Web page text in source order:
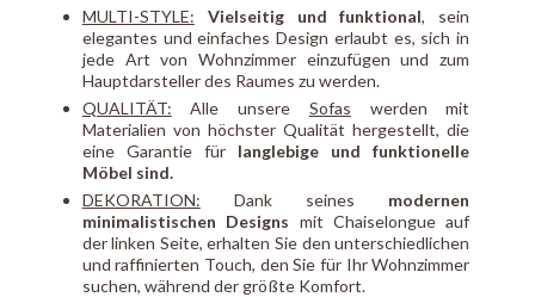
MULTI-STYLE:
Vielseitig und funktional, sein
elegantes und einfaches Design erlaubt es, sich in
jede Art von Wohnzimmer einzufügen und zum
Hauptdarsteller des Raumes zu werden.
QUALITÄT: Alle unsere Sofas werden mit
Materialien von höchster Qualität hergestellt, die
eine Garantie für langlebige und funktionelle
Möbel sind.
DEKORATION: Dank seines modernen
minimalistischen Designs mit Chaiselongue auf
der linken Seite, erhalten Sie den unterschiedlichen
und raffinierten Touch, den Sie für Ihr Wohnzimmer
suchen, während der größte Komfort.